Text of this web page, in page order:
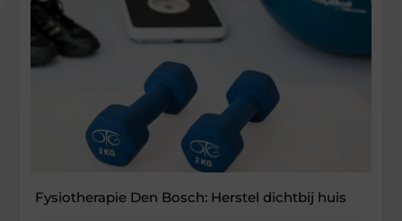
Fysiotherapie Den Bosch: Herstel dichtbij huis